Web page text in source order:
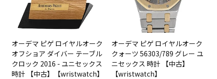
オーデマ ピゲ ロイヤルオーク
オフショア ダイバー テーブル
クロック 2016 - ユニセックス
時計 【中古】【wristwatch】
オーデマ ピゲ ロイヤルオーク
クォーツ 56303/789 グレー ユ
ニセックス 時計 【中古】
【wristwatch】